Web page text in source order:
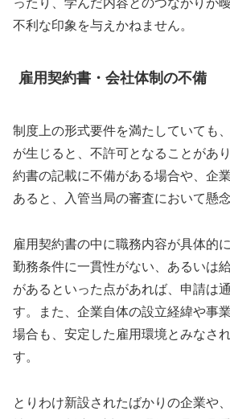
不利な印象を与えかねません。
雇用契約書・会社体制の不備
制度上の形式要件を満たしていても
が生じると、不許可となることがあ
約書の記載に不備がある場合や、企
あると、入管当局の審査において懸
雇用契約書の中に職務内容が具体的
勤務条件に一貫性がない、あるいは
があるといった点があれば、申請は
す。また、企業自体の設立経緯や事
場合も、安定した雇用環境とみなさ
す。
とりわけ新設されたばかりの企業や